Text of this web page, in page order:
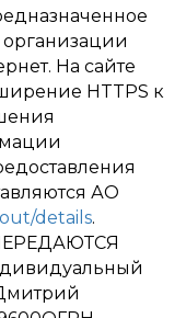
На сайте
HTTPS к
АО
details.